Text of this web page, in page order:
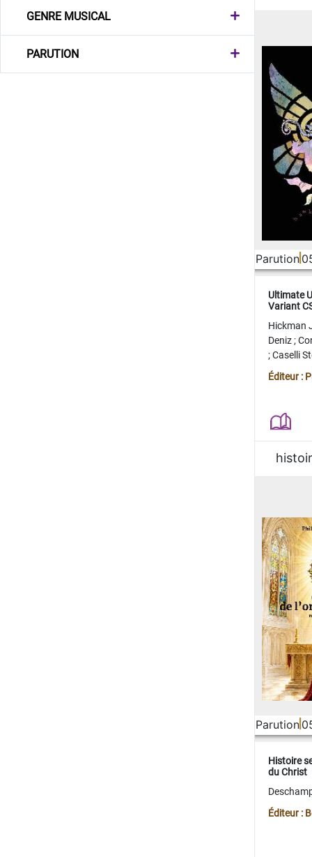
GENRE MUSICAL
PARUTION
Parution
Ultimate
Variant
Hickman
Deniz;
;Caselli
Juan
Éditeur :
Parution
Histoire
du Christ
Éditeur :